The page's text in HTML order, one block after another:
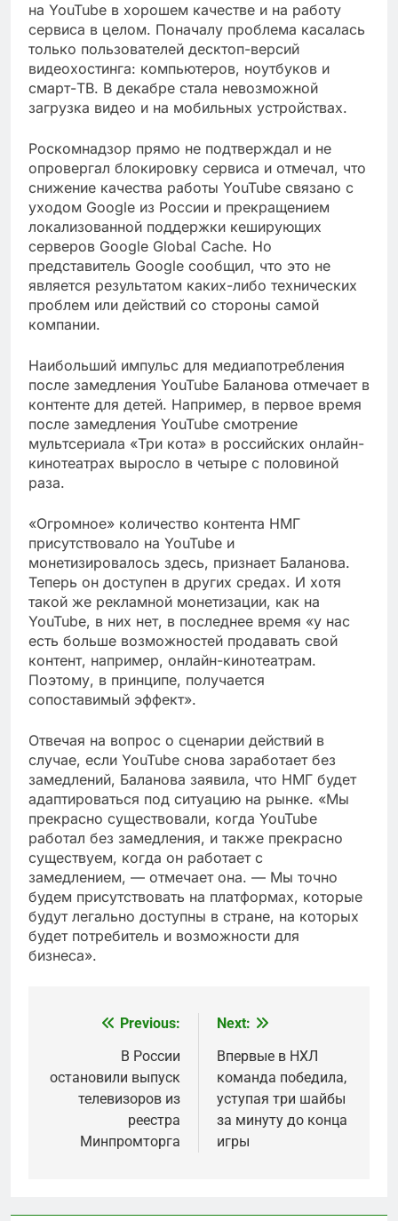
на YouTube в хорошем качестве и на работу
сервиса в целом. Поначалу проблема касалась
только пользователей десктоп-версий
видеохостинга: компьютеров, ноутбуков и
смарт-ТВ. В декабре стала невозможной
загрузка видео и на мобильных устройствах.
Роскомнадзор прямо не подтверждал и не
опровергал блокировку сервиса и отмечал, что
снижение качества работы YouTube связано с
уходом Google из России и прекращением
локализованной поддержки кеширующих
серверов Google Global Cache. Но
представитель Google сообщил, что это не
является результатом каких-либо технических
проблем или действий со стороны самой
компании.
Наибольший импульс для медиапотребления
после замедления YouTube Баланова отмечает в
контенте для детей. Например, в первое время
после замедления YouTube смотрение
мультсериала «Три кота» в российских онлайн-
кинотеатрах выросло в четыре с половиной
раза.
«Огромное» количество контента НМГ
присутствовало на YouTube и
монетизировалось здесь, признает Баланова.
Теперь он доступен в других средах. И хотя
такой же рекламной монетизации, как на
YouTube, в них нет, в последнее время «у нас
есть больше возможностей продавать свой
контент, например, онлайн-кинотеатрам.
Поэтому, в принципе, получается
сопоставимый эффект».
Отвечая на вопрос о сценарии действий в
случае, если YouTube снова заработает без
замедлений, Баланова заявила, что НМГ будет
адаптироваться под ситуацию на рынке. «Мы
прекрасно существовали, когда YouTube
работал без замедления, и также прекрасно
существуем, когда он работает с
замедлением, — отмечает она. — Мы точно
будем присутствовать на платформах, которые
будут легально доступны в стране, на которых
будет потребитель и возможности для
бизнеса».
navigation
Previous:
В России
остановили выпуск
телевизоров из
реестра
Минпромторга
Next:
Впервые в НХЛ
команда победила,
уступая три шайбы
за минуту до конца
игры